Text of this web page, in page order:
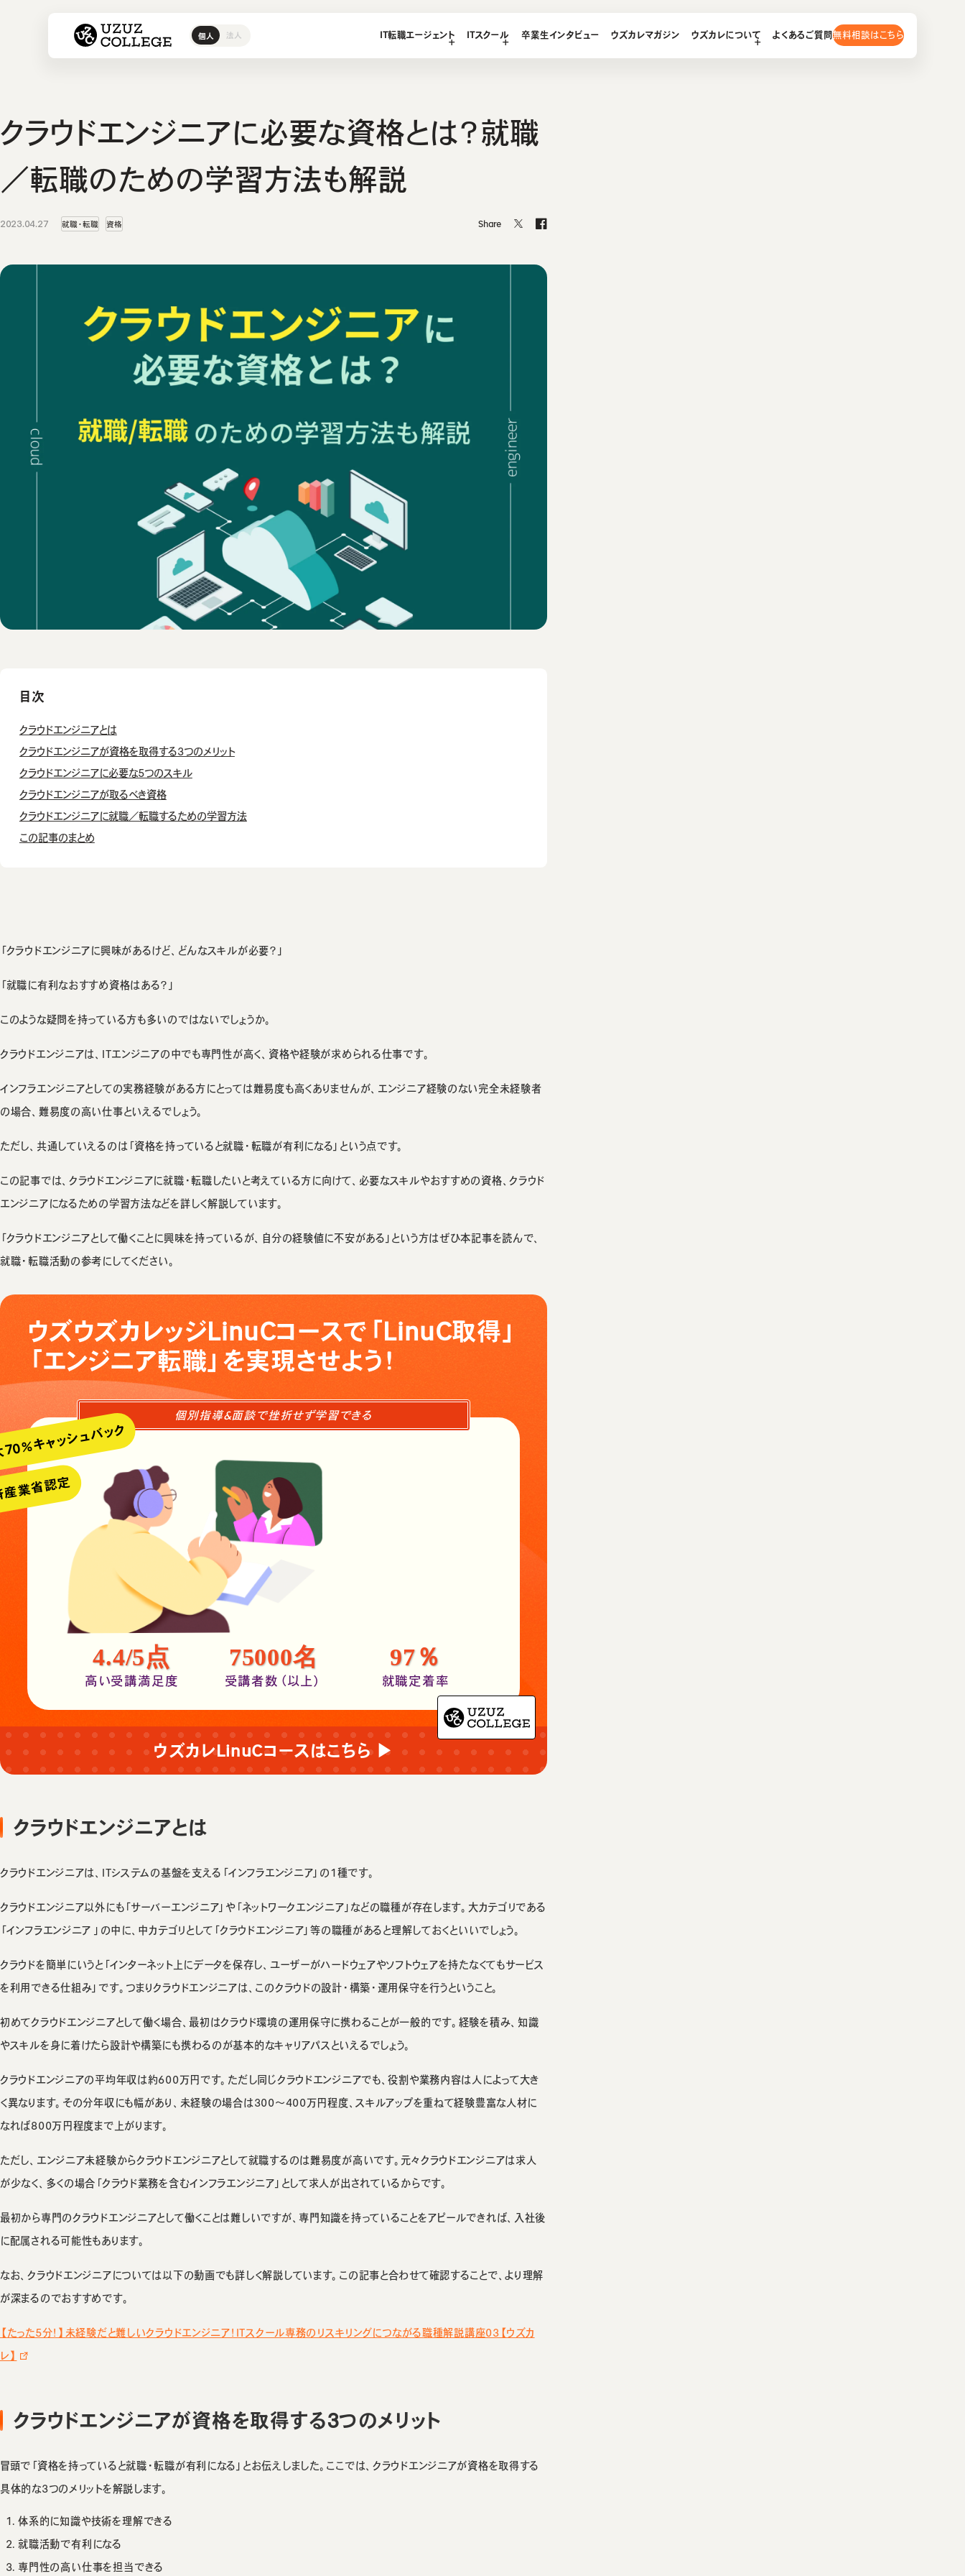
ウズウズカレッジ UZUZ COLLEGE
個人 法人 IT転職エージェント ITスクール 卒業生インタビュー ウズカレマガジン ウズカレについて よくあるご質問 無料相談はこちら
AWSコース
Javaコース
教材コンテンツ
クラウドエンジニアに必要な資格とは？就職
／転職のための学習方法も解説
2023.04.27 就職・転職 資格 Share
目次
クラウドエンジニアとは
クラウドエンジニアが資格を取得する3つのメリット
クラウドエンジニアに必要な5つのスキル
クラウドエンジニアが取るべき資格
クラウドエンジニアに就職／転職するための学習方法
この記事のまとめ
「クラウドエンジニアに興味があるけど、どんなスキルが必要？」
「就職に有利なおすすめ資格はある？」
このような疑問を持っている方も多いのではないでしょうか。
クラウドエンジニアは、ITエンジニアの中でも専門性が高く、資格や経験が求められる仕事です。
インフラエンジニアとしての実務経験がある方にとっては難易度も高くありませんが、エンジニア経験のない完全未経験者
の場合、難易度の高い仕事といえるでしょう。
ただし、共通していえるのは「資格を持っていると就職・転職が有利になる」という点です。
この記事では、クラウドエンジニアに就職・転職したいと考えている方に向けて、必要なスキルやおすすめの資格、クラウド
エンジニアになるための学習方法などを詳しく解説しています。
「クラウドエンジニアとして働くことに興味を持っているが、自分の経験値に不安がある」という方はぜひ本記事を読んで、
就職・転職活動の参考にしてください。
ウズウズカレッジLinuCコースで「LinuC取得」
「エンジニア転職」を実現させよう！
個別指導&面談で挫折せず学習できる
4.4/5点
高い受講満足度
75000名
受講者数（以上）
97％
就職定着率
％キャッシュバック
業省認定
ウズカレLinuCコースはこちら ▶
クラウドエンジニアとは
クラウドエンジニアは、ITシステムの基盤を支える「インフラエンジニア」の1種です。
クラウドエンジニア以外にも「サーバーエンジニア」や「ネットワークエンジニア」などの職種が存在します。大カテゴリである
「インフラエンジニア 」の中に、中カテゴリとして「クラウドエンジニア」等の職種があると理解しておくといいでしょう。
クラウドを簡単にいうと「インターネット上にデータを保存し、ユーザーがハードウェアやソフトウェアを持たなくてもサービス
を利用できる仕組み」です。つまりクラウドエンジニアは、このクラウドの設計・構築・運用保守を行うということ。
初めてクラウドエンジニアとして働く場合、最初はクラウド環境の運用保守に携わることが一般的です。経験を積み、知識
やスキルを身に着けたら設計や構築にも携わるのが基本的なキャリアパスといえるでしょう。
クラウドエンジニアの平均年収は約600万円です。ただし同じクラウドエンジニアでも、役割や業務内容は人によって大き
く異なります。その分年収にも幅があり、未経験の場合は300〜400万円程度、スキルアップを重ねて経験豊富な人材に
なれば800万円程度まで上がります。
ただし、エンジニア未経験からクラウドエンジニアとして就職するのは難易度が高いです。元々クラウドエンジニアは求人
が少なく、多くの場合「クラウド業務を含むインフラエンジニア」として求人が出されているからです。
最初から専門のクラウドエンジニアとして働くことは難しいですが、専門知識を持っていることをアピールできれば、入社後
に配属される可能性もあります。
なお、クラウドエンジニアについては以下の動画でも詳しく解説しています。この記事と合わせて確認することで、より理解
が深まるのでおすすめです。
【たった5分！】未経験だと難しいクラウドエンジニア！ITスクール専務のリスキリングにつながる職種解説講座03【ウズカ
レ】
クラウドエンジニアが資格を取得する3つのメリット
冒頭で「資格を持っていると就職・転職が有利になる」とお伝えしました。ここでは、クラウドエンジニアが資格を取得する
具体的な3つのメリットを解説します。
体系的に知識や技術を理解できる
就職活動で有利になる
専門性の高い仕事を担当できる